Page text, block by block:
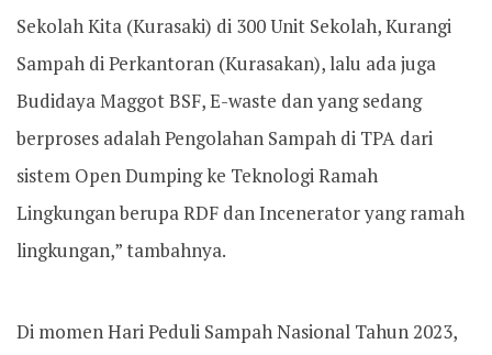
Sekolah Kita (Kurasaki) di 300 Unit Sekolah, Kurangi
Sampah di Perkantoran (Kurasakan), lalu ada juga
Budidaya Maggot BSF, E-waste dan yang sedang
berproses adalah Pengolahan Sampah di TPA dari
sistem Open Dumping ke Teknologi Ramah
Lingkungan berupa RDF dan Incenerator yang ramah
lingkungan,” tambahnya.
Di momen Hari Peduli Sampah Nasional Tahun 2023,